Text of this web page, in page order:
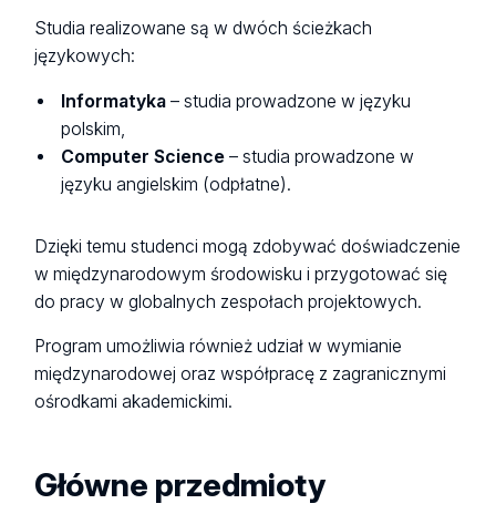
Studia realizowane są w dwóch ścieżkach
językowych:
Informatyka – studia prowadzone w języku
polskim,
Computer Science – studia prowadzone w
języku angielskim (odpłatne).
Dzięki temu studenci mogą zdobywać doświadczenie
w międzynarodowym środowisku i przygotować się
do pracy w globalnych zespołach projektowych.
Program umożliwia również udział w wymianie
międzynarodowej oraz współpracę z zagranicznymi
ośrodkami akademickimi.
Główne przedmioty